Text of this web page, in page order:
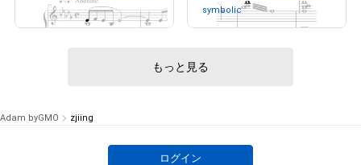
出庫済 symbolicさんが保有中
もっと見る
Adam byGMO zjiing
ログイン